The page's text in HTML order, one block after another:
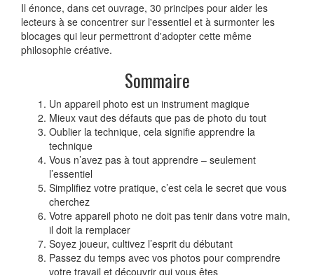
Il énonce, dans cet ouvrage, 30 principes pour aider les
lecteurs à se concentrer sur l'essentiel et à surmonter les
blocages qui leur permet­tront d'adopter cette même
philosophie créative.
Sommaire
Un appareil photo est un instrument magique
Mieux vaut des défauts que pas de photo du tout
Oublier la technique, cela signifie apprendre la
technique
Vous n’avez pas à tout apprendre – seulement
l’essentiel
Simplifiez votre pratique, c’est cela le secret que vous
cherchez
Votre appareil photo ne doit pas tenir dans votre main,
il doit la remplacer
Soyez joueur, cultivez l’esprit du débutant
Passez du temps avec vos photos pour comprendre
votre travail et découvrir qui vous êtes